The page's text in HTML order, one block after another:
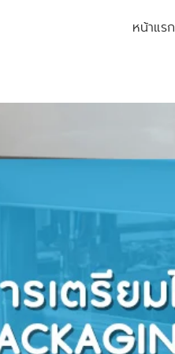
หน้าแรก